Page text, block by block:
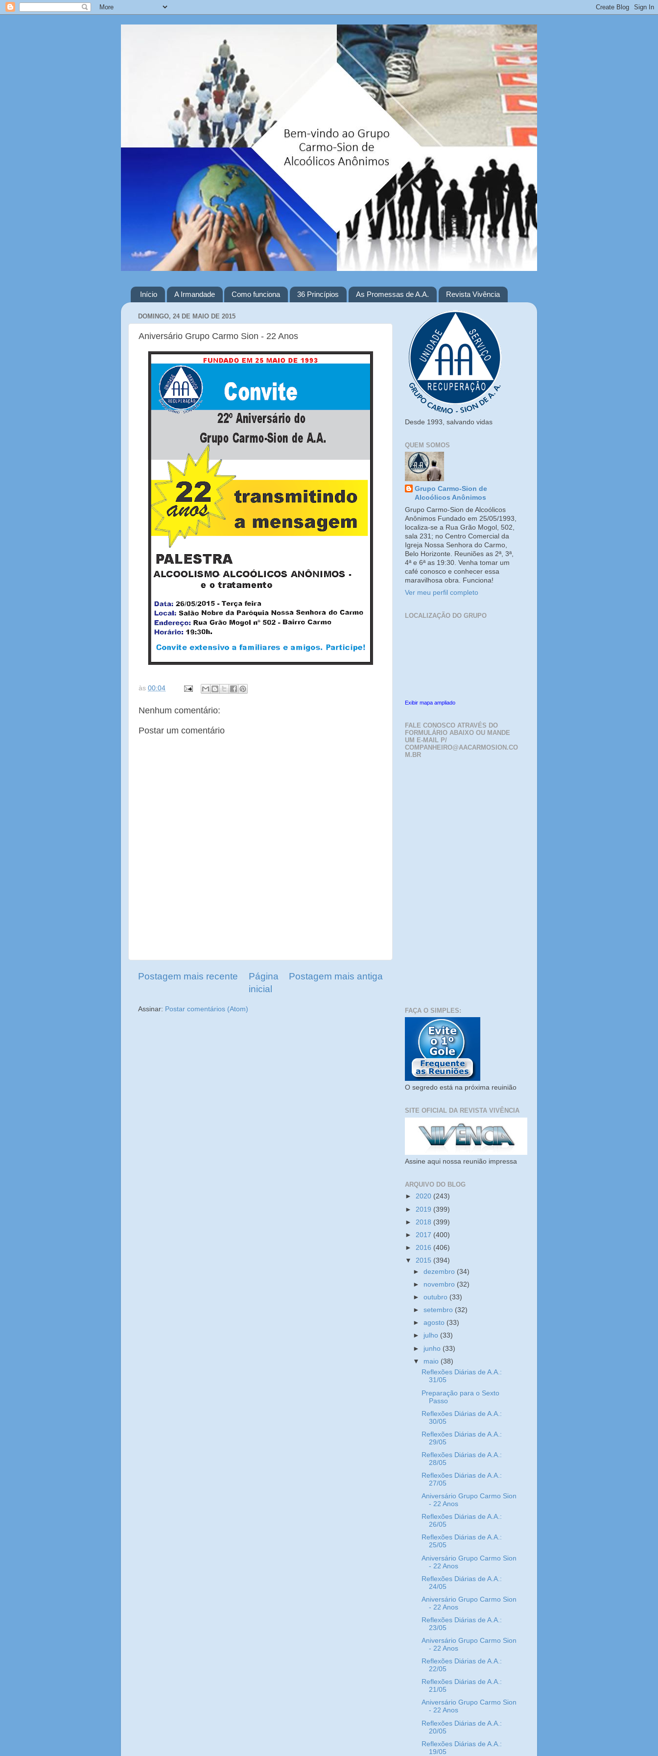
Início A Irmandade Como funciona 36 Princípios As Promessas de A.A. Revista Vivência
DOMINGO, 24 DE MAIO DE 2015
Aniversário Grupo Carmo Sion - 22 Anos
às 00:04
Nenhum comentário:
Postar um comentário
Postagem mais recente Postagem mais antiga
Página
inicial
Assinar: Postar comentários (Atom)
Desde 1993, salvando vidas
QUEM SOMOS
Grupo Carmo-Sion de
Alcoólicos Anônimos
Grupo Carmo-Sion de Alcoólicos
Anônimos Fundado em 25/05/1993,
localiza-se a Rua Grão Mogol, 502,
sala 231; no Centro Comercial da
Igreja Nossa Senhora do Carmo,
Belo Horizonte. Reuniões as 2ª, 3ª,
4ª e 6ª as 19:30. Venha tomar um
café conosco e conhecer essa
maravilhosa obra. Funciona!
Ver meu perfil completo
LOCALIZAÇÃO DO GRUPO
Exibir mapa ampliado
FALE CONOSCO ATRAVÉS DO
FORMULÁRIO ABAIXO OU MANDE
UM E-MAIL P/
COMPANHEIRO@AACARMOSION.CO
M.BR
FAÇA O SIMPLES:
O segredo está na próxima reuinião
SITE OFICIAL DA REVISTA VIVÊNCIA
Assine aqui nossa reunião impressa
ARQUIVO DO BLOG
► 2020 (243)
► 2019 (399)
► 2018 (399)
► 2017 (400)
► 2016 (406)
▼ 2015 (394)
►dezembro (34)
► novembro (32)
►outubro (33)
►setembro (32)
►agosto (33)
► julho (33)
► junho (33)
▼ maio (38)
Reflexões Diárias de A.A.:
31/05
Preparação para o Sexto
Passo
Reflexões Diárias de A.A.:
30/05
Reflexões Diárias de A.A.:
29/05
Reflexões Diárias de A.A.:
28/05
Reflexões Diárias de A.A.:
27/05
Aniversário Grupo Carmo Sion
- 22 Anos
Reflexões Diárias de A.A.:
26/05
Reflexões Diárias de A.A.:
25/05
Aniversário Grupo Carmo Sion
- 22 Anos
Reflexões Diárias de A.A.:
24/05
Aniversário Grupo Carmo Sion
- 22 Anos
Reflexões Diárias de A.A.:
23/05
Aniversário Grupo Carmo Sion
- 22 Anos
Reflexões Diárias de A.A.:
22/05
Reflexões Diárias de A.A.:
21/05
Aniversário Grupo Carmo Sion
- 22 Anos
Reflexões Diárias de A.A.:
20/05
Reflexões Diárias de A.A.:
19/05